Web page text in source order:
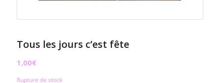
Tous les jours c’est fête
1,00€
Rupture de stock